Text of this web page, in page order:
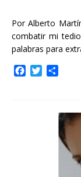
Por Alberto
combatir mi
palabras para
a
r
t